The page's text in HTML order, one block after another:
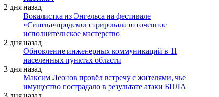
2 дня назад
Вокалистка из Энгельса на фестивале
«Синева»продемонстрировала отточенное
исполнительское мастерство
2 дня назад
Обновление инженерных коммуникаций в 11
населенных пунктах области
3 дня назад
Максим Леонов провёл встречу с жителями, чье
имущество пострадало в результате атаки БПЛА
3 дня назад